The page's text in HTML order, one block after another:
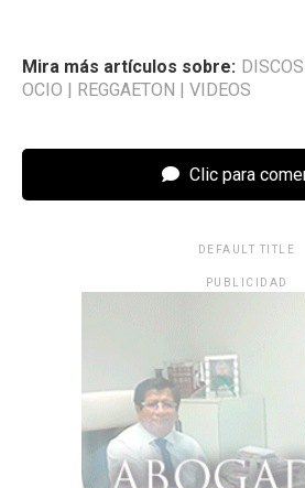
Mira más artículos sobre: DISCOS
OCIO | REGGAETON | VIDEOS
Clic para
DEFAULT TITLE
PUBLICIDAD